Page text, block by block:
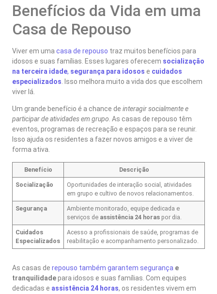
Benefícios da Vida em uma
Casa de Repouso
Viver em uma casa de repouso traz muitos benefícios para
idosos e suas famílias. Esses lugares oferecem socialização
na terceira idade, segurança para idosos e cuidados
especializados . Isso melhora muito a vida dos que escolhem
viver lá.
Um grande benefício é a chance de interagir socialmente e
participar de atividades em grupo. As casas de repouso têm
eventos, programas de recreação e espaços para se reunir.
Isso ajuda os residentes a fazer novos amigos e a viver de
forma ativa.
Benefício Descrição
Socialização
Oportunidades de interação social, atividades
em grupo e cultivo de novos relacionamentos.
Segurança
Ambiente monitorado, equipe dedicada e
serviços de assistência 24 horas por dia.
Cuidados
Especializados
Acesso a profissionais de saúde, programas de
reabilitação e acompanhamento personalizado.
As casas de repouso também garantem segurança e
tranquilidadepara idosos e suas famílias. Com equipes
dedicadas e assistência 24 horas, os residentes vivem em